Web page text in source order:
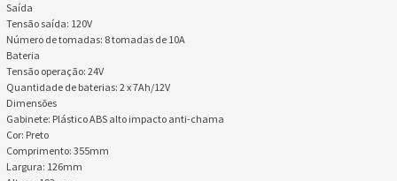
Saída
​Tensão saída: 120V
Número de tomadas: 8 tomadas de 10A
Bateria
Tensão operação: 24V
Quantidade de baterias: 2 x 7Ah/12V
Dimensões
Gabinete: Plástico ABS alto impacto anti-chama
Cor: Preto
Comprimento: 355mm
Largura: 126mm